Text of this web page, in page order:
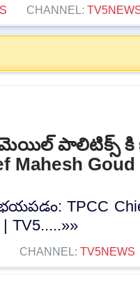
CHANNEL:
మెయిల్ పాలిటిక్స్ కి
Mahesh
TPCC Chief
TV5.....»»
CHANNEL: TV5NEWS